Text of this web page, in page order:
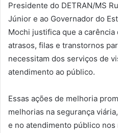
Presidente do DETRAN/MS
Júnior e ao Governador do
Mochi justifica que a
atrasos, filas e transtornos
necessitam dos serviços de
atendimento ao público.
Essas ações de melhoria
melhorias na segurança
e no atendimento público